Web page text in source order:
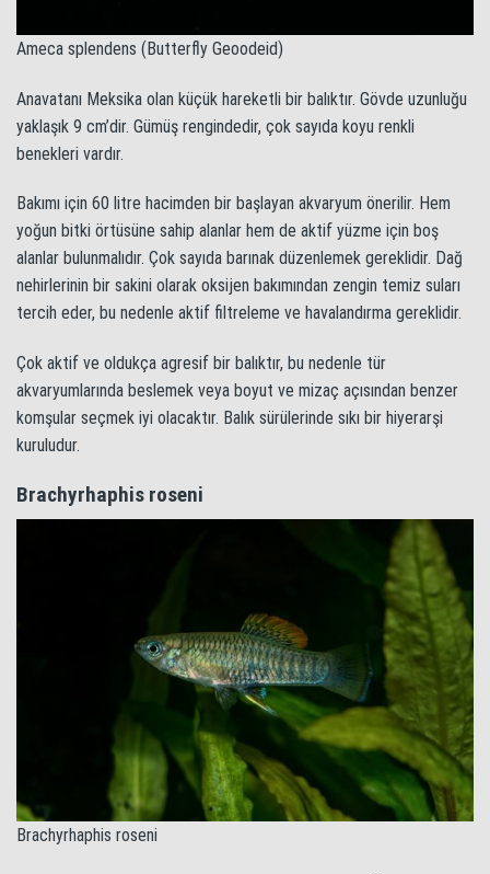
Ameca splendens (Butterfly Geoodeid)
Anavatanı Meksika olan küçük hareketli bir balıktır. Gövde uzunluğu
yaklaşık 9 cm’dir. Gümüş rengindedir, çok sayıda koyu renkli
benekleri vardır.
Bakımı için 60 litre hacimden bir başlayan akvaryum önerilir. Hem
yoğun bitki örtüsüne sahip alanlar hem de aktif yüzme için boş
alanlar bulunmalıdır. Çok sayıda barınak düzenlemek gereklidir. Dağ
nehirlerinin bir sakini olarak oksijen bakımından zengin temiz suları
tercih eder, bu nedenle aktif filtreleme ve havalandırma gereklidir.
Çok aktif ve oldukça agresif bir balıktır, bu nedenle tür
akvaryumlarında beslemek veya boyut ve mizaç açısından benzer
komşular seçmek iyi olacaktır. Balık sürülerinde sıkı bir hiyerarşi
kuruludur.
Brachyrhaphis roseni
Brachyrhaphis roseni